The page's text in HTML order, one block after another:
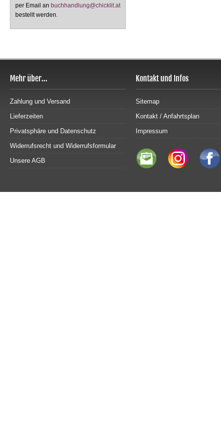
per Email an buchhandlung@chicklit.at
bestellt werden.
Mehr über...
Zahlung und Versand
Lieferzeiten
Privatsphäre und Datenschutz
Widerrufsrecht und Widerrufsformular
Unsere AGB
Kontakt und Infos
Sitemap
Kontakt / Anfahrtsplan
Impressum